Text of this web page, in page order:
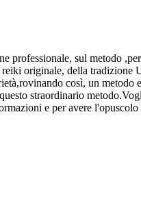
sul metodo
originale, della tradizione
così, un
straordinario
e per avere